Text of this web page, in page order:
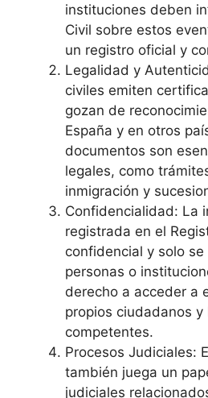
instituciones deben
Civil sobre estos
un registro oficial y
Legalidad y
civiles emiten
gozan de
España y en otros
documentos son
legales, como
inmigración y
Confidencialidad: La
registrada en el
confidencial y solo se
personas o
derecho a acceder a
propios ciudadanos
competentes.
Procesos Judiciales:
también juega un
judiciales